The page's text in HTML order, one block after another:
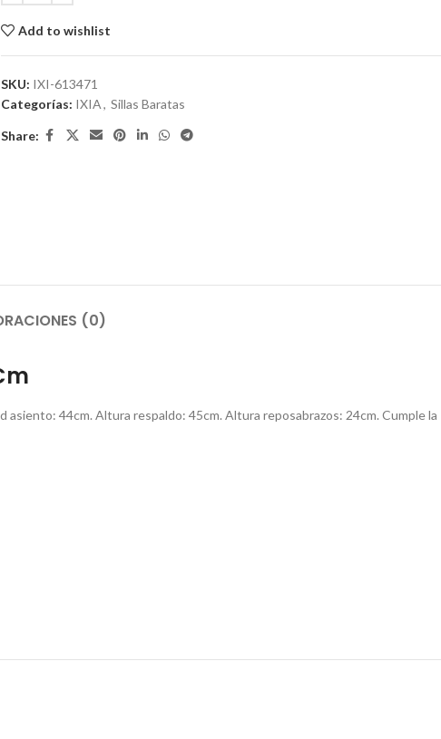
Add to wishlist
SKU: IXI-613471
Categorías: IXIA, Sillas Baratas
Share:
(0)
44cm. Altura respaldo: 45cm. Altura reposabrazos: 24cm. Cumple la